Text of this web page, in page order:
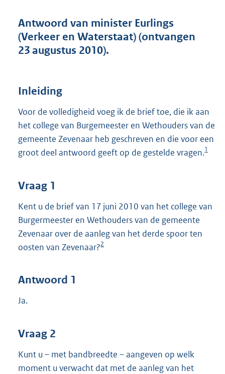
t
e
:
Antwoord van minister Eurlings
(Verkeer en Waterstaat) (ontvangen
23 augustus 2010).
Inleiding
Voor de volledigheid voeg ik de brief toe, die ik aan
het college van Burgemeester en Wethouders van de
gemeente Zevenaar heb geschreven en die voor een
groot deel antwoord geeft op de gestelde vragen.1
Vraag 1
Kent u de brief van 17 juni 2010 van het college van
Burgermeester en Wethouders van de gemeente
Zevenaar over de aanleg van het derde spoor ten
oosten van Zevenaar?2
Antwoord 1
Ja.
Vraag 2
Kunt u – met bandbreedte – aangeven op welk
moment u verwacht dat met de aanleg van het